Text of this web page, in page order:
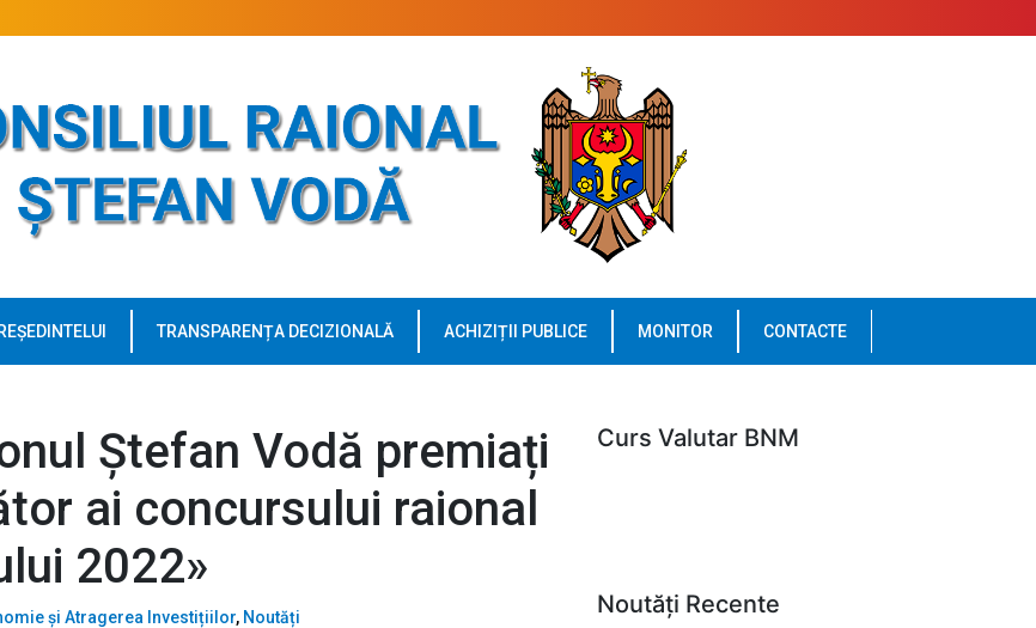
TRANSPARENȚA DECIZIONALĂ ACHIZIȚII PUBLICE MONITOR CONTACTE
Ștefan Vodă premiați
ai concursului raional
2022»
și Atragerea Investițiilor, Noutăți
Curs Valutar BNM
Noutăți Recente